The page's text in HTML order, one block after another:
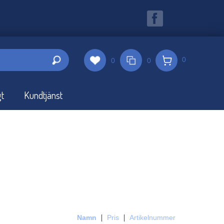
0 0 0
Kundtjänst
Namn Pris Artikelnummer